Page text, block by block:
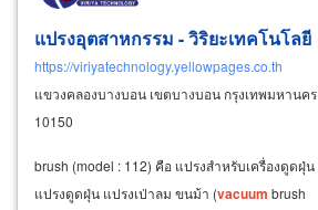
แปรงอุตสาหกรรม - วิริยะเทคโนโลยี
https://viriyatechnology.yellowpages.co.th
แขวงคลองบางบอน เขตบางบอน กรุงเทพมหานคร
10150
brush (model : 112) คือ แปรงสำหรับเครื่องดูดฝุ่น
แปรงดูดฝุ่น แปรงเป่าลม ขนม้า (vacuum brush